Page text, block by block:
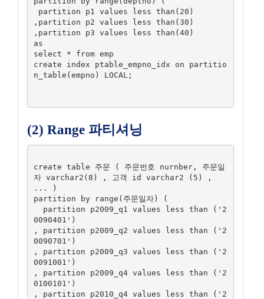
,partition p2 values less than(30)
,partition p3 values less than(40)
as
select * from emp
create index ptable_empno_idx on partitio
n_table(empno) LOCAL;
(2) Range 파티셔닝
create table 주문 ( 주문번호 nurnber, 주문일
자 varchar2(8) , 고객 id varchar2 (5) ,
... )
partition by range(주문일자) (
0090401')
, partition p2009_q2 values less than ('2
0090701')
, partition p2009_q3 values less than ('2
0091001')
, partition p2009_q4 values less than ('2
0100101')
, partition p2010_q4 values less than ('2